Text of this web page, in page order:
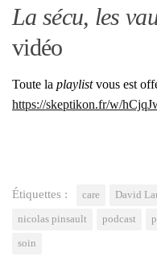
La sécu, les
vidéo
Toute la play­listvous est
https://skeptikon.fr/w/
Étiquettes : care David
nicolas pinsault podcast
soin